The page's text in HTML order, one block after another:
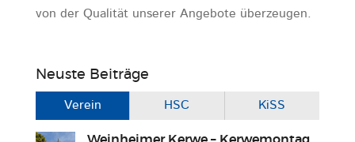
von der Qualität unserer Angebote überzeugen.
Neuste Beiträge
Verein HSC KiSS